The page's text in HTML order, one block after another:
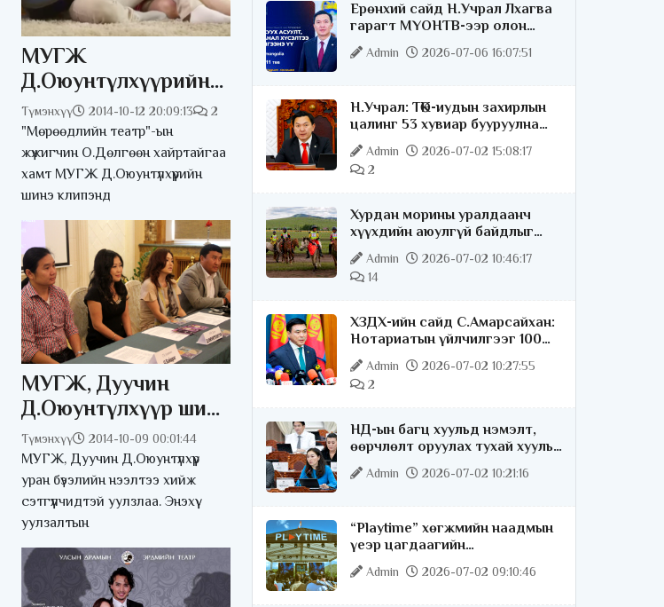
МУГЖ
Д.Оюунтүлхүүрийн
шинэ клипэнд
О.Дөлгөөн
ханьтайгаа тогложээ
Түмэнхүү 2014-10-12 20:09:13 2
"Мөрөөдлийн театр"-ын
жүжигчин О.Дөлгөөн хайртайгаа
хамт МУГЖ Д.Оюунтүлхүүрийн
шинэ клипэнд
МУГЖ, Дуучин
Д.Оюунтүлхүүр шинэ
уран бүтээлийнхээ
нээлтийг хийлээ
Түмэнхүү 2014-10-09 00:01:44
МУГЖ, Дуучин Д.Оюунтүлхүүр
уран бүээлийн нээлтээ хийж
сэтгүүлчидтэй уулзлаа. Энэхүү
уулзалтын
Ерөнхий сайд Н.Учрал Лхагва
гарагт МҮОНТВ-ээр олон
нийттэй шууд ярилцана
Admin 2026-07-06 16:07:51
Н.Учрал: ТӨК-иудын захирлын
цалинг 53 хувиар бууруулна
гэдгээ хатуу,
хариуцлагатайгаар хэлье
Admin
2026-07-02 15:08:17
2
Хурдан морины уралдаанч
хүүхдийн аюулгүй байдлыг
хангах чиглэлээр ажиллаж
байна
Admin
2026-07-02 10:46:17
14
ХЗДХ-ийн сайд С.Амарсайхан:
Нотариатын үйлчилгээг 100
хувь цахимжуулна
Admin
2026-07-02 10:27:55
2
НД-ын багц хуульд нэмэлт,
өөрчлөлт оруулах тухай хууль
батлагдлаа
Admin 2026-07-02 10:21:16
“Playtime” хөгжмийн наадмын
үеэр цагдаагийн
байгууллагаас 24 цагаар
хяналт тавина
Admin 2026-07-02 09:10:46